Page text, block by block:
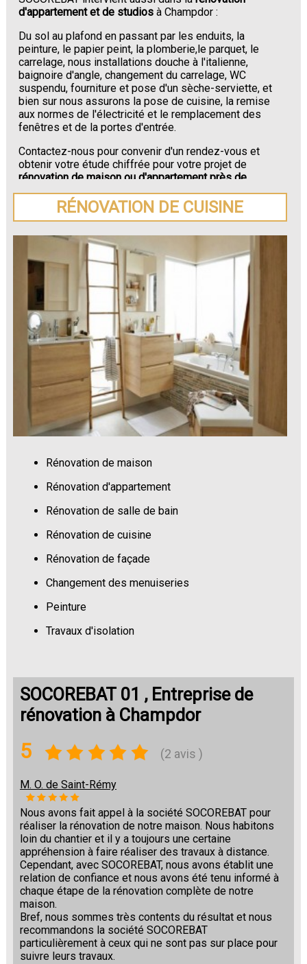
d'appartement et de studios à Champdor :
Du sol au plafond en passant par les enduits, la
peinture, le papier peint, la plomberie,le parquet, le
carrelage, nous installations douche à l'italienne,
baignoire d'angle, changement du carrelage, WC
suspendu, fourniture et pose d'un sèche-serviette, et
bien sur nous assurons la pose de cuisine, la remise
aux normes de l'électricité et le remplacement des
fenêtres et de la portes d'entrée.
Contactez-nous pour convenir d'un rendez-vous et
obtenir votre étude chiffrée pour votre projet de
rénovation de maison ou d'appartement près de
Champdor.
RÉNOVATION DE CUISINE
Rénovation de maison
Rénovation d'appartement
Rénovation de salle de bain
Rénovation de cuisine
Rénovation de façade
Changement des menuiseries
Peinture
Travaux d'isolation
SOCOREBAT 01 , Entreprise de
rénovation à Champdor
5 (2 avis )
M. O. de Saint-Rémy
Nous avons fait appel à la société SOCOREBAT pour
réaliser la rénovation de notre maison. Nous habitons
loin du chantier et il y a toujours une certaine
appréhension à faire réaliser des travaux à distance.
Cependant, avec SOCOREBAT, nous avons établit une
relation de confiance et nous avons été tenu informé à
chaque étape de la rénovation complète de notre
maison.
Bref, nous sommes très contents du résultat et nous
recommandons la société SOCOREBAT
particulièrement à ceux qui ne sont pas sur place pour
suivre leurs travaux.